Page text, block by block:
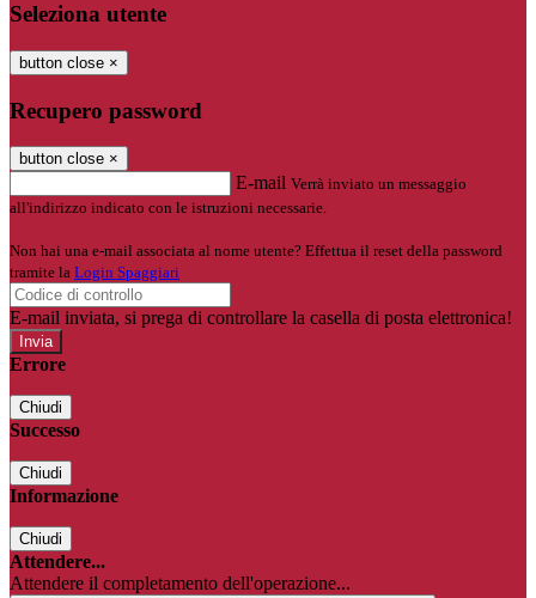
Seleziona utente
button close ×
Recupero password
button close ×
E-mail Verrà inviato un messaggio
all'indirizzo indicato con le istruzioni necessarie.
Non hai una e-mail associata al nome utente? Effettua il reset della password
tramite la Login Spaggiari
E-mail inviata, si prega di controllare la casella di posta elettronica!
Errore
Chiudi
Successo
Chiudi
Informazione
Chiudi
Attendere...
Attendere il completamento dell'operazione...